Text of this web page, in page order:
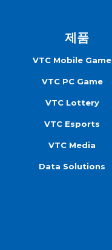
제품
VTC Mobile Game
VTC PC Game
VTC Lottery
VTC Esports
VTC Media
Data Solutions